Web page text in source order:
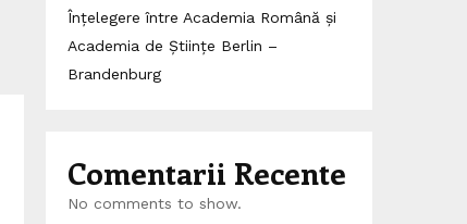
Înțelegere între Academia Română și
Academia de Științe Berlin –
Brandenburg
Comentarii Recente
No comments to show.